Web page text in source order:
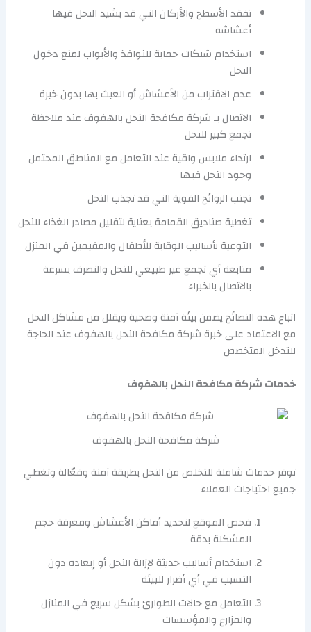
تفقد الأسطح والأركان التي قد يشيد النحل فيها
أعشاشه
استخدام شبكات حماية للنوافذ والأبواب لمنع دخول
النحل
عدم الاقتراب من الأعشاش أو العبث بها بدون خبرة
الاتصال بـ شركة مكافحة النحل بالهفوف عند ملاحظة
تجمع كبير للنحل
ارتداء ملابس واقية عند التعامل مع المناطق المحتمل
وجود النحل فيها
تجنب الروائح القوية التي قد تجذب النحل
تغطية صناديق القمامة بعناية لتقليل مصادر الغذاء للنحل
التوعية بأساليب الوقاية للأطفال والمقيمين في المنزل
متابعة أي تجمع غير طبيعي للنحل والتصرف بسرعة
بالاتصال بالخبراء
اتباع هذه النصائح يضمن بيئة آمنة وصحية ويقلل من مشاكل النحل
مع الاعتماد على خبرة شركة مكافحة النحل بالهفوف عند الحاجة
للتدخل المتخصص
خدمات شركة مكافحة النحل بالهفوف
شركة مكافحة النحل بالهفوف
توفر خدمات شاملة للتخلص من النحل بطريقة آمنة وفعّالة وتغطي
جميع احتياجات العملاء
فحص الموقع لتحديد أماكن الأعشاش ومعرفة حجم
المشكلة بدقة
استخدام أساليب حديثة لإزالة النحل أو إبعاده دون
التسبب في أي أضرار للبيئة
التعامل مع حالات الطوارئ بشكل سريع في المنازل
والمزارع والمؤسسات